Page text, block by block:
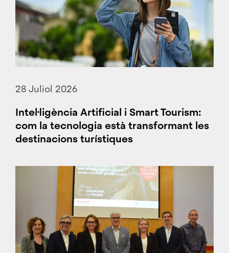
28 Juliol 2026
Intel·ligència Artificial i Smart Tourism:
com la tecnologia està transformant les
destinacions turístiques